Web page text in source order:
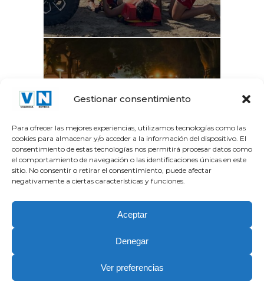
Gestionar consentimiento
Para ofrecer las mejores experiencias, utilizamos tecnologías como las
cookies para almacenar y/o acceder a la información del dispositivo. El
consentimiento de estas tecnologías nos permitirá procesar datos como
el comportamiento de navegación o las identificaciones únicas en este
sitio. No consentir o retirar el consentimiento, puede afectar
negativamente a ciertas características y funciones.
Aceptar
Denegar
Ver preferencias
del Túria recupera el...
| Stock images by